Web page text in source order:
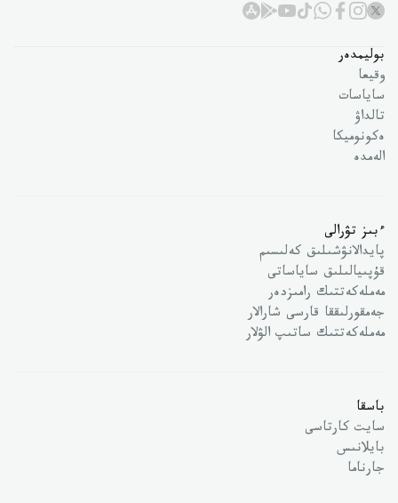
بوليمدەر
وقيعا
ساياسات
تالداۋ
ەكونوميكا
الەمدە
ءبىز تۋرالى
پايدالانۋشىلىق كەلىسىم
قۇپىيالىلىق ساياساتى
مەملەكەتتىك رامىزدەر
جەمقورلىققا قارسى شارالار
مەملەكەتتىك ساتىپ الۋلار
باسقا
سايت كارتاسى
بايلانىس
جارناما